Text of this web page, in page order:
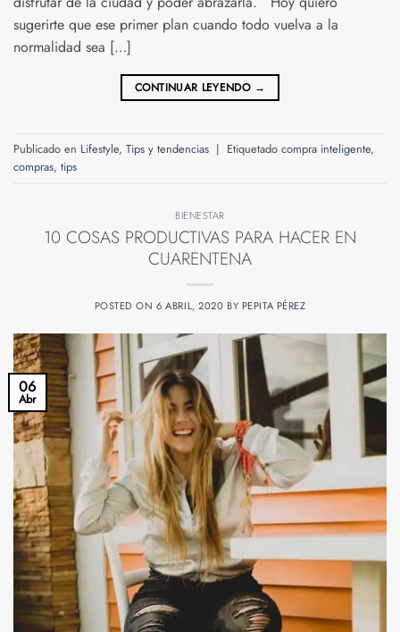
sugerirte que ese primer plan cuando todo vuelva a la
normalidad sea […]
CONTINUAR LEYENDO →
Publicado en Lifestyle, Tips y tendencias | Etiquetado compra inteligente,
compras, tips
BIENESTAR
10 COSAS PRODUCTIVAS PARA HACER EN
CUARENTENA
POSTED ON6 ABRIL, 2020 BY PEPITA PÉREZ
06
Abr